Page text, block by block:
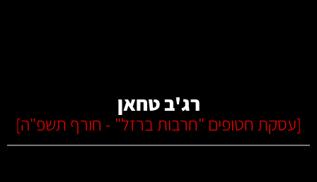
רג'ב טחאן
[עסקת חטופים "חרבות ברזל" - חורף תשפ"ה]